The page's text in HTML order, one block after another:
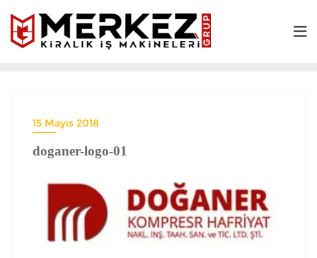
15 Mayıs 2018
doganer-logo-01